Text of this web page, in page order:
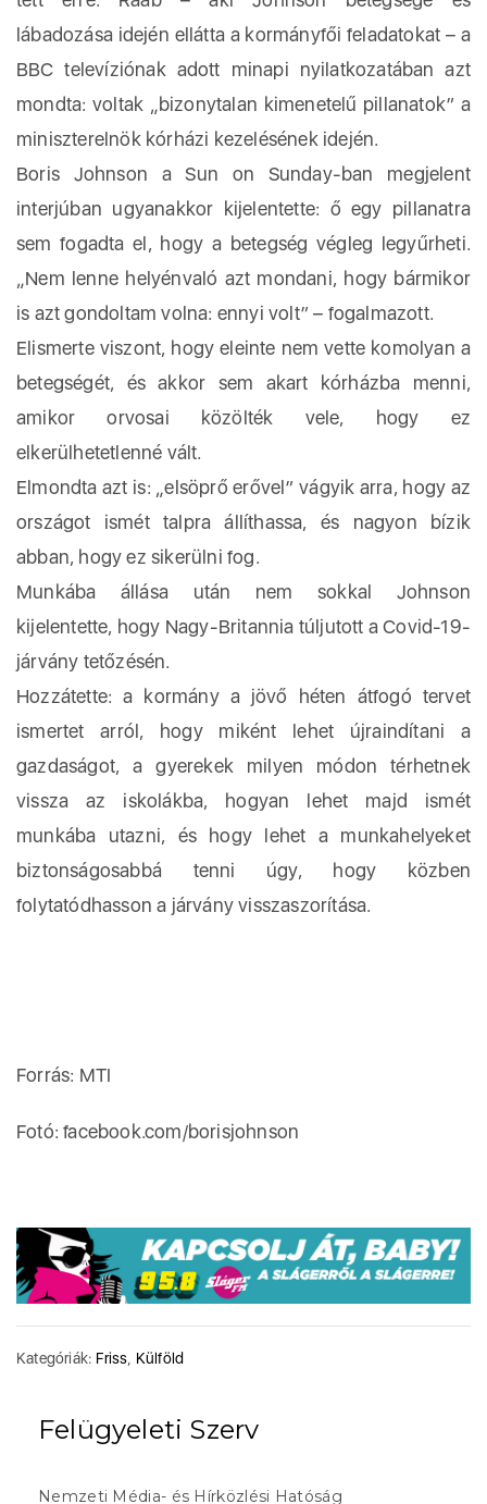
lábadozása idején ellátta a kormányfői feladatokat – a
BBC televíziónak adott minapi nyilatkozatában azt
mondta: voltak „bizonytalan kimenetelű pillanatok” a
miniszterelnök kórházi kezelésének idején.
Boris Johnson a Sun on Sunday-ban megjelent
interjúban ugyanakkor kijelentette: ő egy pillanatra
sem fogadta el, hogy a betegség végleg legyűrheti.
„Nem lenne helyénvaló azt mondani, hogy bármikor
is azt gondoltam volna: ennyi volt” – fogalmazott.
Elismerte viszont, hogy eleinte nem vette komolyan a
betegségét, és akkor sem akart kórházba menni,
amikor orvosai közölték vele, hogy ez
elkerülhetetlenné vált.
Elmondta azt is: „elsöprő erővel” vágyik arra, hogy az
országot ismét talpra állíthassa, és nagyon bízik
abban, hogy ez sikerülni fog.
Munkába állása után nem sokkal Johnson
kijelentette, hogy Nagy-Britannia túljutott a Covid-19-
járvány tetőzésén.
Hozzátette: a kormány a jövő héten átfogó tervet
ismertet arról, hogy miként lehet újraindítani a
gazdaságot, a gyerekek milyen módon térhetnek
vissza az iskolákba, hogyan lehet majd ismét
munkába utazni, és hogy lehet a munkahelyeket
biztonságosabbá tenni úgy, hogy közben
folytatódhasson a járvány visszaszorítása.
Forrás: MTI
Fotó: facebook.com/borisjohnson
Kategóriák: Friss Külföld
Felügyeleti Szerv
Nemzeti Média- és Hírközlési Hatóság